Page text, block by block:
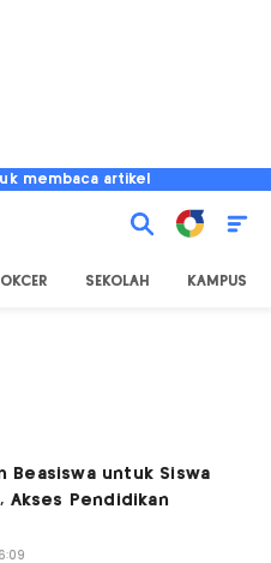
membaca artikel
SEKOLAH KAMPUS
Beasiswa untuk Siswa
Akses Pendidikan